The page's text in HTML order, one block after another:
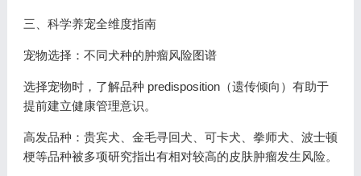
三、科学养宠全维度指南
宠物选择：不同犬种的肿瘤风险图谱
选择宠物时，了解品种 predisposition（遗传倾向）有助于
提前建立健康管理意识。
高发品种：贵宾犬、金毛寻回犬、可卡犬、拳师犬、波士顿
梗等品种被多项研究指出有相对较高的皮肤肿瘤发生风险。